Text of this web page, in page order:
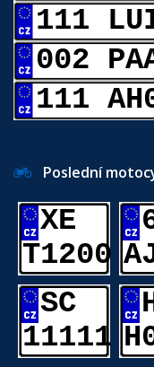
111
002
111
Poslední
XE
T1200
SC
11111